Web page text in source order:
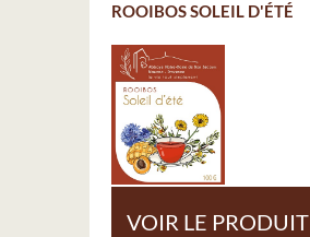
ROOIBOS SOLEIL D'ÉTÉ
VOIR LE PRODUIT